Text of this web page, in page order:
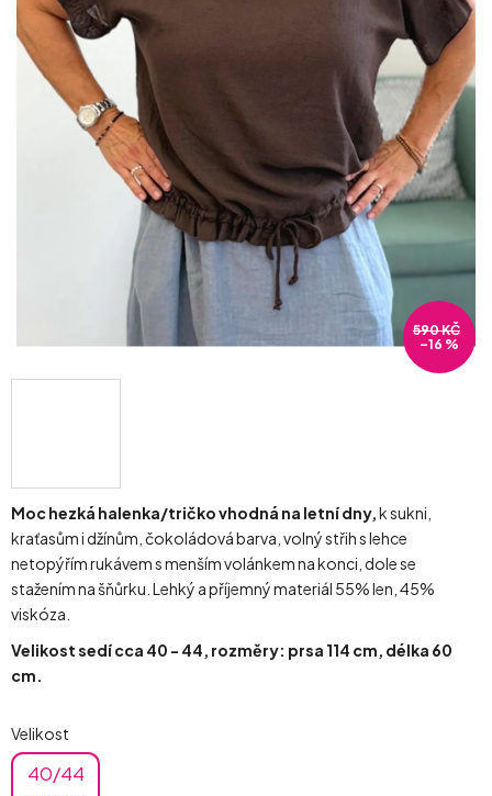
Moc hezká halenka/tričko vhodná na letní dny, k sukni,
kraťasům i džínům, čokoládová barva, volný střih s lehce
netopýřím rukávem s menším volánkem na konci, dole se
stažením na šňůrku. Lehký a příjemný materiál 55% len, 45%
viskóza.
Velikost sedí cca 40 - 44, rozměry: prsa 114 cm, délka 60
cm.
Velikost
40/44
590 KČ
–16 %